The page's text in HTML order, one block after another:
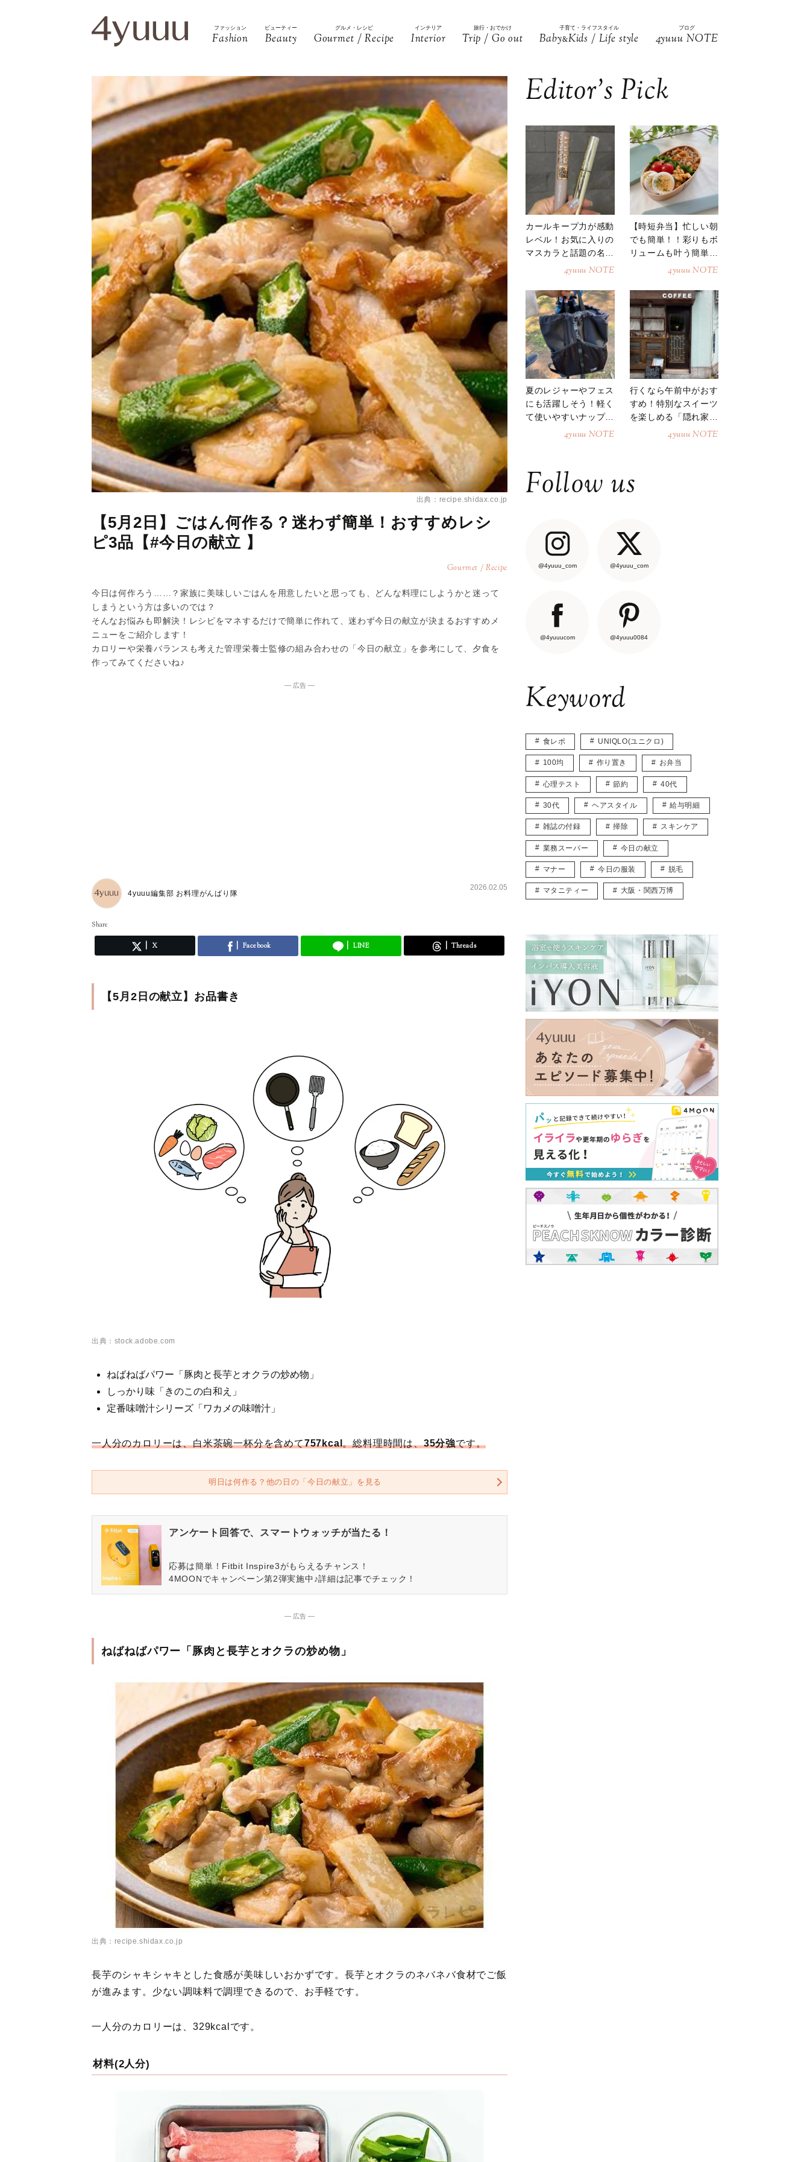
ファッション
Fashion
ビューティー
Beauty
グルメ・レシピ
Gourmet / Recipe
インテリア
Interior
旅行・おでかけ
Trip / Go out
子育て・ライフスタイル
Baby&Kids / Life style
ブログ
4yuuu NOTE
出典：recipe.shidax.co.jp
【5月2日】ごはん何作る？迷わず簡単！おすすめレシ
ピ3品【#今日の献立 】
Gourmet / Recipe
今日は何作ろう……？家族に美味しいごはんを用意したいと思っても、どんな料理にしようかと迷って
しまうという方は多いのでは？
そんなお悩みも即解決！レシピをマネするだけで簡単に作れて、迷わず今日の献立が決まるおすすめメ
ニューをご紹介します！
カロリーや栄養バランスも考えた管理栄養士監修の組み合わせの「今日の献立」を参考にして、夕食を
作ってみてくださいね♪
― 広告 ―
4yuuu編集部 お料理がんばり隊
2026.02.05
Share
X Facebook LINE Threads
【5月2日の献立】お品書き
出典：stock.adobe.com
ねばねばパワー「豚肉と長芋とオクラの炒め物」
しっかり味「きのこの白和え」
定番味噌汁シリーズ「ワカメの味噌汁」
一人分のカロリーは、白米茶碗一杯分を含めて757kcal。総料理時間は、35分強です。
明日は何作る？他の日の「今日の献立」を見る
アンケート回答で、スマートウォッチが当たる！
応募は簡単！Fitbit Inspire3がもらえるチャンス！
4MOONでキャンペーン第2弾実施中♪詳細は記事でチェック！
― 広告 ―
ねばねばパワー「豚肉と長芋とオクラの炒め物」
出典：recipe.shidax.co.jp
長芋のシャキシャキとした食感が美味しいおかずです。長芋とオクラのネバネバ食材でご飯
が進みます。少ない調味料で調理できるので、お手軽です。
一人分のカロリーは、329kcalです。
材料(2人分)
Editor’s Pick
カールキープ力が感動
レベル！お気に入りの
マスカラと話題の名品
4yuuu NOTE
【時短弁当】忙しい朝
でも簡単！！彩りもボ
リュームも叶う簡単そ
4yuuu NOTE
夏のレジャーやフェス
にも活躍しそう！軽く
て使いやすいナップサ
4yuuu NOTE
行くなら午前中がおす
すめ！特別なスイーツ
を楽しめる「隠れ家カ
4yuuu NOTE
Follow us
@4yuuu_com @4yuuu_com
@4yuuucom @4yuuu0084
Keyword
食レポ UNIQLO(ユニクロ)
100均 作り置き お弁当
心理テスト 節約 40代
30代 ヘアスタイル 給与明細
雑誌の付録 掃除 スキンケア
業務スーパー 今日の献立
マナー 今日の服装 脱毛
マタニティー 大阪・関西万博